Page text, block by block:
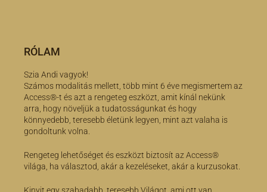
RÓLAM
Szia Andi vagyok!
Számos modalitás mellett, több mint 6 éve megismertem az
Access®-t és azt a rengeteg eszközt, amit kínál nekünk
arra, hogy növeljük a tudatosságunkat és hogy
könnyedebb, teresebb életünk legyen, mint azt valaha is
gondoltunk volna.
Rengeteg lehetőséget és eszközt biztosít az Access®
világa, ha választod, akár a kezeléseket, akár a kurzusokat.